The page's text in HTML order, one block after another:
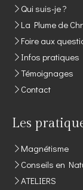
Qui suis-je ?
La Plume de
Foire aux
Infos pratiques
Témoignages
Contact
Les
Magnétisme
Conseils en
ATELIERS